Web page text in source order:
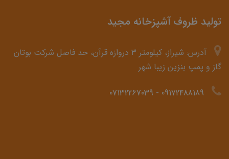
تولید ظروف آشپزخانه مجید
آدرس: شیراز، کیلومتر 3 دروازه قرآن، حد فاصل شرکت بوتان
گاز و پمپ بنزین زیبا شهر
09172488189
-
07132267039